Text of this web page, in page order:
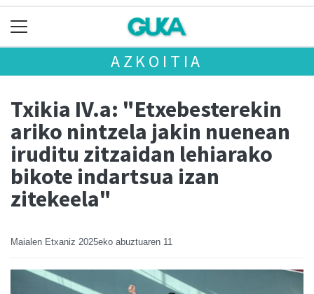
AZKOITIA
Txikia IV.a: "Etxebesterekin
ariko nintzela jakin nuenean
iruditu zitzaidan lehiarako
bikote indartsua izan
zitekeela"
Maialen Etxaniz 2025eko abuztuaren 11